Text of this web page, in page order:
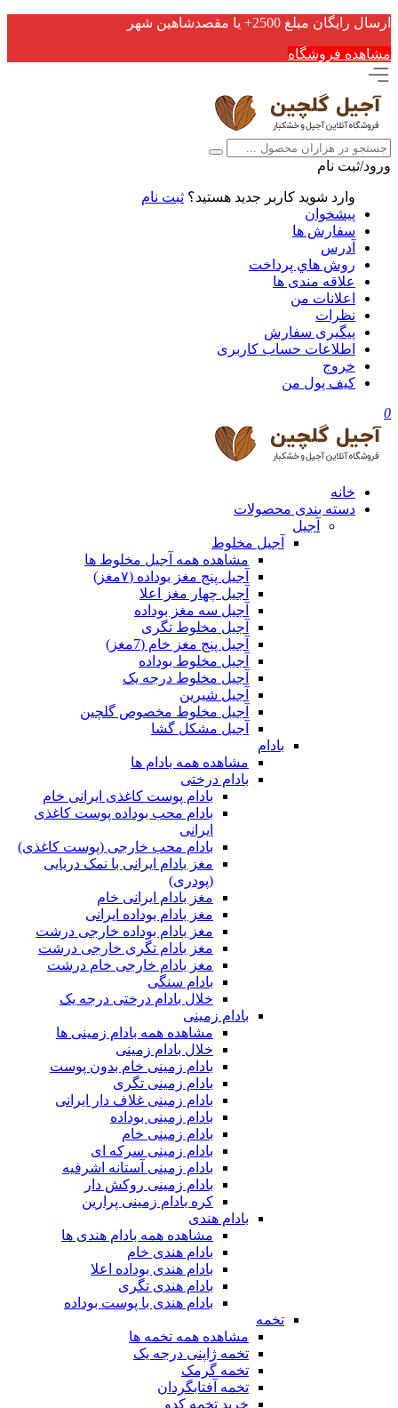
ارسال رایگان مبلغ 2500+ یا مقصدشاهین شهر
مشاهده فروشگاه
ورود/ثبت نام
وارد شوید کاربر جدید هستید؟ ثبت نام
پیشخوان
سفارش ها
آدرس
روش هاي پرداخت
علاقه مندی ها
اعلانات من
نظرات
پیگیری سفارش
اطلاعات حساب كاربری
خروج
کیف پول من
0
خانه
دسته بندی محصولات
آجیل
آجیل مخلوط
مشاهده همه آجیل مخلوط ها
آجیل پنج مغز بوداده (۷مغز)
آجیل چهار مغز اعلا
آجیل سه مغز بوداده
آجیل مخلوط تگری
آجیل پنج مغز خام (7مغز)
آجیل مخلوط بوداده
آجیل مخلوط درجه یک
آجیل شیرین
آجیل مخلوط مخصوص گلچین
آجیل مشکل گشا
بادام
مشاهده همه بادام ها
بادام درختی
بادام پوست کاغذی ایرانی خام
بادام محب بوداده پوست کاغذی
ایرانی
بادام محب خارجی (پوست کاغذی)
مغز بادام ایرانی با نمک دریایی
(پودری)
مغز بادام ایرانی خام
مغز بادام بوداده ایرانی
مغز بادام بوداده خارجی درشت
مغز بادام تگری خارجی درشت
مغز بادام خارجی خام درشت
بادام سنگی
خلال بادام درختی درجه یک
بادام زمینی
مشاهده همه بادام زمینی ها
خلال بادام زمینی
بادام زمینی خام بدون پوست
بادام زمینی تگری
بادام زمینی غلاف دار ایرانی
بادام زمینی بوداده
بادام زمینی خام
بادام زمینی سرکه ای
بادام زمینی آستانه اشرفیه
بادام زمینی روکش دار
کره بادام زمینی پرارین
بادام هندی
مشاهده همه بادام هندی ها
بادام هندی خام
بادام هندی بوداده اعلا
بادام هندی تگری
بادام هندی با پوست بوداده
تخمه
مشاهده همه تخمه ها
تخمه ژاپنی درجه یک
تخمه گرمک
تخمه آفتابگردان
خرید تخمه کدو